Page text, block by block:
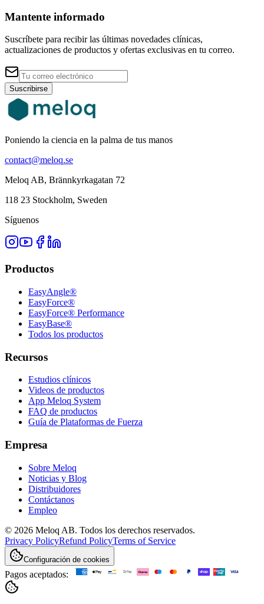
Mantente informado
Suscríbete para recibir las últimas novedades clínicas,
actualizaciones de productos y ofertas exclusivas en tu correo.
Suscribirse
Poniendo la ciencia en la palma de tus manos
contact@meloq.se
Meloq AB, Brännkyrkagatan 72
118 23 Stockholm, Sweden
Síguenos
Productos
EasyAngle®
EasyForce®
EasyForce® Performance
EasyBase®
Todos los productos
Recursos
Estudios clínicos
Videos de productos
App Meloq System
FAQ de productos
Guía de Plataformas de Fuerza
Empresa
Sobre Meloq
Noticias y Blog
Distribuidores
Contáctanos
Empleo
© 2026 Meloq AB. Todos los derechos reservados.
Privacy PolicyRefund PolicyTerms of Service
Configuración de cookies
Pagos aceptados: